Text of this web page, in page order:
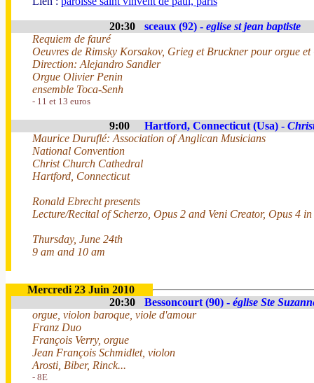
20:30 sceaux (92) - eglise st jean baptiste
Requiem de fauré
Oeuvres de Rimsky Korsakov, Grieg et Bruckner pour orgue et
Direction: Alejandro Sandler
Orgue Olivier Penin
ensemble Toca-Senh
- 11 et 13 euros
9:00 Hartford, Connecticut (Usa) -
Maurice Duruflé: Association of Anglican Musicians
National Convention
Christ Church Cathedral
Hartford, Connecticut
Ronald Ebrecht presents
Lecture/Recital of Scherzo, Opus 2 and Veni Creator, Opus 4
Thursday, June 24th
9 am and 10 am
Mercredi 23 Juin 2010
20:30
Bessoncourt (90) - église Ste
orgue, violon baroque, viole d'amour
Franz Duo
François Verry, orgue
Jean François Schmidlet, violon
Arosti, Biber, Rinck...
- 8E